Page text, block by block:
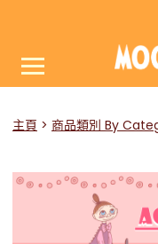
主頁 商品類別 By